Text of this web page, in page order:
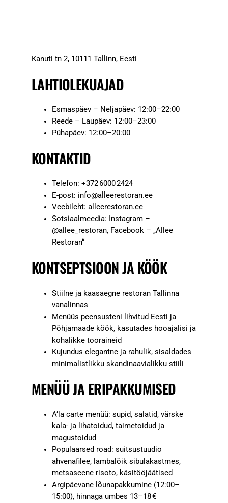
Kanuti tn 2, 10111 Tallinn, Eesti
LAHTIOLEKUAJAD
Esmaspäev – Neljapäev: 12:00–22:00
Reede – Laupäev: 12:00–23:00
Pühapäev: 12:00–20:00
KONTAKTID
Telefon: +372 6000 2424
E-post: info@alleerestoran.ee
Veebileht: alleerestoran.ee
Sotsiaalmeedia: Instagram –
@allee_restoran, Facebook – „Allee
Restoran“
KONTSEPTSIOON JA KÖÖK
Stiilne ja kaasaegne restoran Tallinna
vanalinnas
Menüüs peensusteni lihvitud Eesti ja
Põhjamaade köök, kasutades hooajalisi ja
kohalikke tooraineid
Kujundus elegantne ja rahulik, sisaldades
minimalistlikku skandinaavialikku stiili
MENÜÜ JA ERIPAKKUMISED
A’la carte menüü: supid, salatid, värske
kala- ja lihatoidud, taimetoidud ja
magustoidud
Populaarsed road: suitsustuudio
ahvenafilee, lambalõik sibulakastmes,
metsaseene risoto, käsitööjäätised
Argipäevane lõunapakkumine (12:00–
15:00), hinnaga umbes 13–18 €